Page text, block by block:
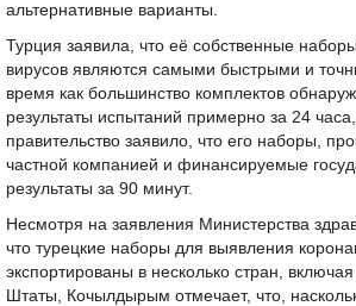
альтернативные варианты.
Турция заявила, что её собственные
вирусов являются самыми быстрыми и
время как большинство комплектов
результаты испытаний примерно за 24
правительство заявило, что его наборы,
частной компанией и финансируемые
результаты за 90 минут.
Несмотря на заявления Министерства
что турецкие наборы для выявления
экспортированы в несколько стран,
Штаты, Кочылдырым отмечает, что,